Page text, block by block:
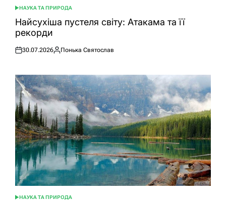
ОПУБЛІКУВАТИ
У
НАУКА ТА ПРИРОДА
Найсухіша пустеля світу: Атакама та її
рекорди
Оприлюднено
30.07.2026
Опубліковано
Понька Святослав
НАУКА ТА ПРИРОДА